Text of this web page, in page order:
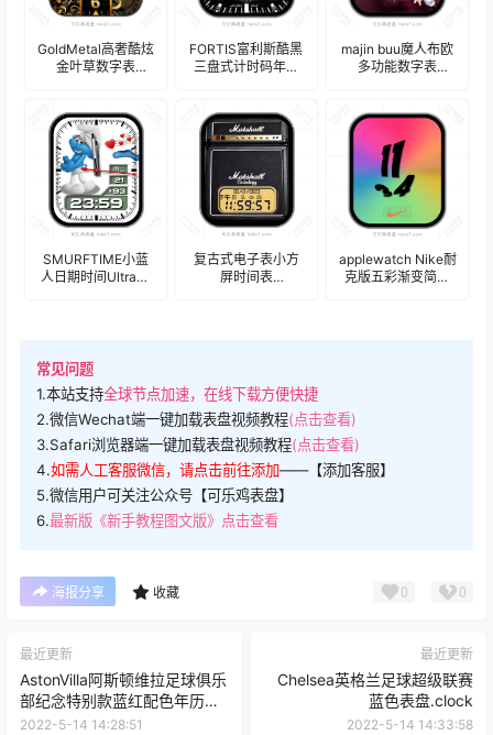
GoldMetal高奢酷炫
金叶草数字表
FORTIS富利斯酷黑
三盘式计时码年历
majin buu魔人布欧
多功能数字表
SMURFTIME小蓝
人日期时间Ultra专
复古式电子表小方
屏时间表
applewatch Nike耐
克版五彩渐变简约
常见问题
1.本站支持全球节点加速，在线下载方便快捷
2.微信Wechat端一键加载表盘视频教程(点击查看)
3.Safari浏览器端一键加载表盘视频教程(点击查看)
4.如需人工客服微信，请点击前往添加——【添加客服】
5.微信用户可关注公众号【可乐鸡表盘】
6.最新版《新手教程图文版》点击查看
海报分享 收藏 0 0
最近更新
AstonVilla阿斯顿维拉足球俱乐
部纪念特别款蓝红配色年历表
盘.clock
2022-5-14 14:28:51
最近更新
Chelsea英格兰足球超级联赛
蓝色表盘.clock
2022-5-14 14:33:58